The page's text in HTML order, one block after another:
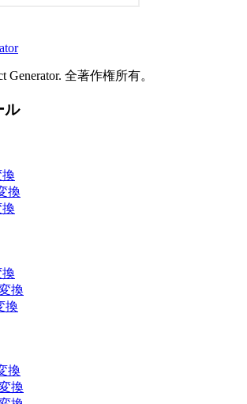
Generator. 全著作権所有。
ル
換
換
換
換
換